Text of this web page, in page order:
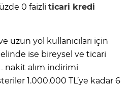
0 faizli ticari kredi
uzun yol kullanıcıları için
ise bireysel ve ticari
nakit alım indirimi
1.000.000 TL’ye kadar 6